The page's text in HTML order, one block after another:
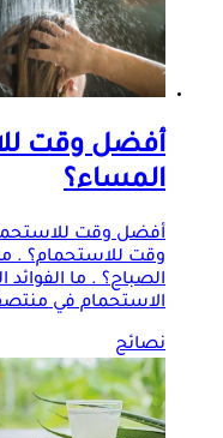
أفضل وقت
المساء؟
أفضل وقت
وقت للاستحمام؟ .
الصباح؟ . ما
الاستحمام في
نصائح